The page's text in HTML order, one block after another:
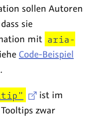
sollen Autoren
sie
mit aria-
Code-Beispiel
ist im
Tooltips zwar